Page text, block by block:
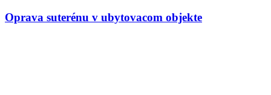
Oprava suterénu v ubytovacom objekte